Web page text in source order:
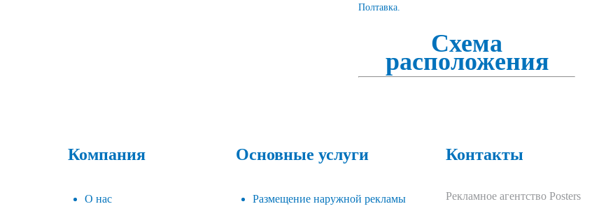
Полтавка.
Схема
расположения
Компания
О нас
Основные услуги
Размещение наружной рекламы
Контакты
Рекламное агентство Posters